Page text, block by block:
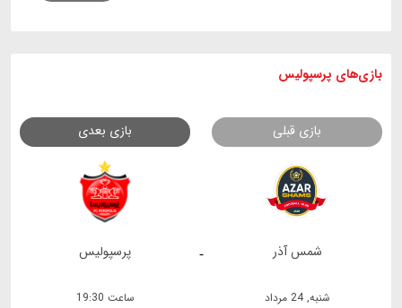
بازی های پرسپولیس
بازی قبلی بازی بعدی
- شمس آذر پرسپولیس
شنبه, 24 مرداد ساعت 19:30